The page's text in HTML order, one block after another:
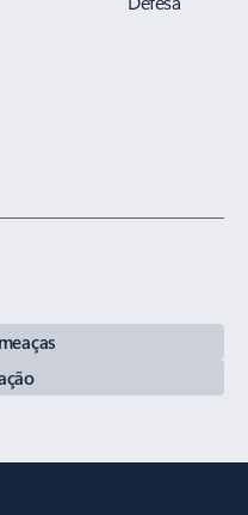
social